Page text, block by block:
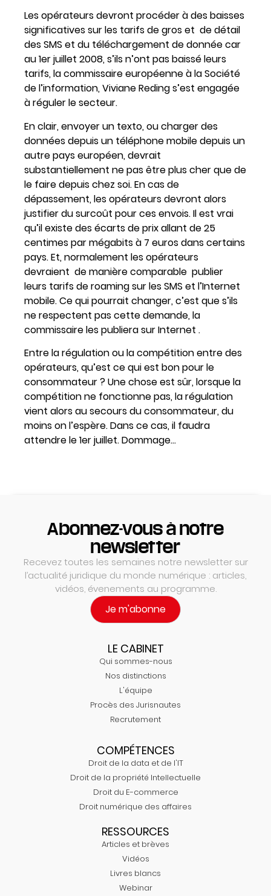
Les opérateurs devront procéder à des baisses
significatives sur les tarifs de gros et de détail
des SMS et du téléchargement de donnée car
au 1er juillet 2008, s’ils n’ont pas baissé leurs
tarifs, la commissaire européenne à la Société
de l’information, Viviane Reding s’est engagée
à réguler le secteur.
En clair, envoyer un texto, ou charger des
données depuis un téléphone mobile depuis un
autre pays européen, devrait
substantiellement ne pas être plus cher que de
le faire depuis chez soi. En cas de
dépassement, les opérateurs devront alors
justifier du surcoût pour ces envois. Il est vrai
qu’il existe des écarts de prix allant de 25
centimes par mégabits à 7 euros dans certains
pays. Et, normalement les opérateurs
devraient de manière comparable publier
leurs tarifs de roaming sur les SMS et l’Internet
mobile. Ce qui pourrait changer, c’est que s’ils
ne respectent pas cette demande, la
commissaire les publiera sur Internet .
Entre la régulation ou la compétition entre des
opérateurs, qu’est ce qui est bon pour le
consommateur ? Une chose est sûr, lorsque la
compétition ne fonctionne pas, la régulation
vient alors au secours du consommateur, du
moins on l’espère. Dans ce cas, il faudra
attendre le 1er juillet. Dommage…
Abonnez-vous à notre
newsletter
Recevez toutes les semaines notre newsletter sur
l’actualité juridique du monde numérique : articles,
vidéos, évenements au programme.
Je m'abonne
LE CABINET
Qui sommes-nous
Nos distinctions
L'équipe
Procès des Jurisnautes
Recrutement
COMPÉTENCES
Droit de la data et de l'IT
Droit de la propriété Intellectuelle
Droit du E-commerce
Droit numérique des affaires
RESSOURCES
Articles et brèves
Vidéos
Livres blancs
Webinar